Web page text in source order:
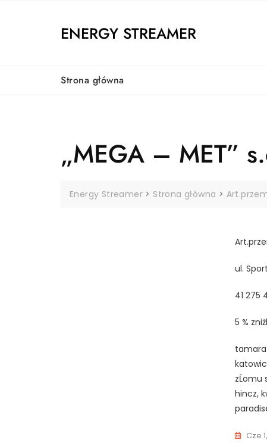
ENERGY STREAMER
Strona główna
„MEGA – MET”
Energy Streamer > Strona główna >
ul.
41 275
5 %
tamara
hincz,
Cze